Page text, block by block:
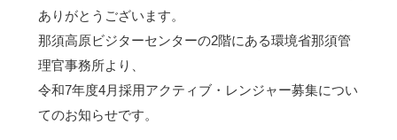
ありがとうございます。
那須高原ビジターセンターの2階にある環境省那須管
理官事務所より、
令和7年度4月採用アクティブ・レンジャー募集につい
てのお知らせです。